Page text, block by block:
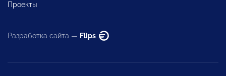
Проекты
Разработка сайта — Flips